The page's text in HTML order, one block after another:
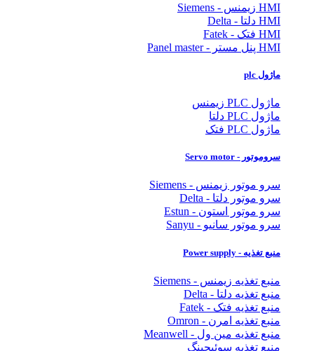
HMI زیمنس - Siemens
HMI دلتا - Delta
HMI فتک - Fatek
HMI پنل مستر - Panel master
ماژول plc
ماژول PLC زیمنس
ماژول PLC دلتا
ماژول PLC فتک
سروموتور - Servo motor
سرو موتور زیمنس - Siemens
سرو موتور دلتا - Delta
سرو موتور استون - Estun
سرو موتور سانیو - Sanyu
منبع تغذیه - Power supply
منبع تغذیه زیمنس - Siemens
منبع تغذیه دلتا - Delta
منبع تغذیه فتک - Fatek
منبع تغذیه امرن - Omron
منبع تغذیه مین ول - Meanwell
منبع تغذیه سوئیچینگ